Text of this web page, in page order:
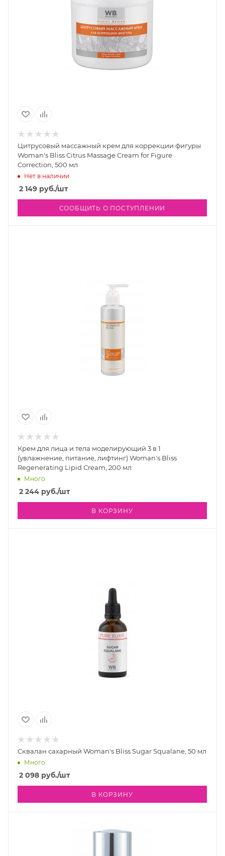
Цитрусовый массажный крем для коррекции фигуры
Woman's Bliss Citrus Massage Cream for Figure
Correction, 500 мл
Нет в наличии
2 149 руб./шт
СООБЩИТЬ О ПОСТУПЛЕНИИ
Крем для лица и тела моделирующий 3 в 1
(увлажнение, питание, лифтинг) Woman's Bliss
Regenerating Lipid Cream, 200 мл
Много
2 244 руб./шт
В КОРЗИНУ
Сквалан сахарный Woman's Bliss Sugar Squalane, 50 мл
Много
2 098 руб./шт
В КОРЗИНУ